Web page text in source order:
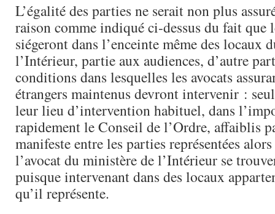
L’égalité des parties ne serait non plus
raison comme indiqué ci-dessus du fait que
siégeront dans l’enceinte même des locaux
l’Intérieur, partie aux audiences, d’autre
conditions dans lesquelles les avocats
étrangers maintenus devront intervenir :
leur lieu d’intervention habituel, dans
rapidement le Conseil de l’Ordre, affaiblis
manifeste entre les parties représentées
l’avocat du ministère de l’Intérieur se
puisque intervenant dans des locaux
qu’il représente.